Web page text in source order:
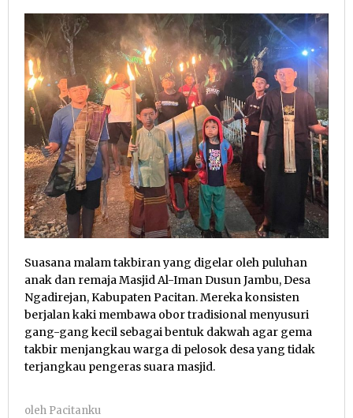
Suasana malam takbiran yang digelar oleh puluhan
anak dan remaja Masjid Al-Iman Dusun Jambu, Desa
Ngadirejan, Kabupaten Pacitan. Mereka konsisten
berjalan kaki membawa obor tradisional menyusuri
gang-gang kecil sebagai bentuk dakwah agar gema
takbir menjangkau warga di pelosok desa yang tidak
terjangkau pengeras suara masjid.
oleh Pacitanku